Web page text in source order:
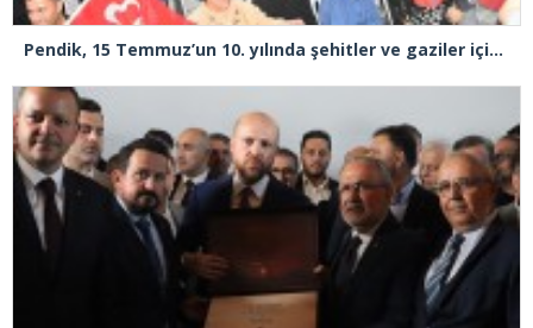
Pendik, 15 Temmuz’un 10. yılında şehitler ve gaziler için tek yürek oldu